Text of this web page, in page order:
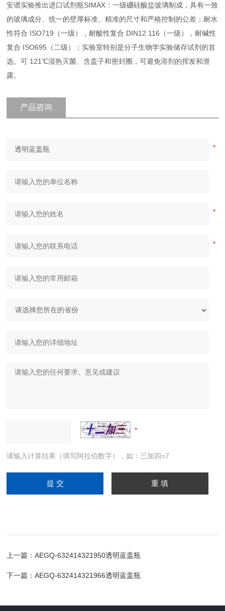
安谱实验推出进口试剂瓶SIMAX：一级硼硅酸盐玻璃制成，具有一致
的玻璃成分、统一的壁厚标准、精准的尺寸和严格控制的公差；耐水
性符合 ISO719（一级），耐酸性复合 DIN12 116（一级），耐碱性
复合 ISO695（二级）；实验室特别是分子生物学实验储存试剂的首
选。可 121℃湿热灭菌、含盖子和密封圈，可避免溶剂的挥发和泄
露。
产品咨询
请输入计算结果（填写阿拉伯数字），如：三加四=7
上一篇：AEGQ-632414321950透明蓝盖瓶
下一篇：AEGQ-632414321966透明蓝盖瓶